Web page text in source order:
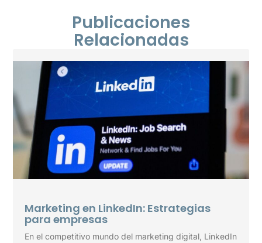
Publicaciones
Relacionadas
Marketing en LinkedIn: Estrategias
para empresas
En el competitivo mundo del marketing digital, LinkedIn